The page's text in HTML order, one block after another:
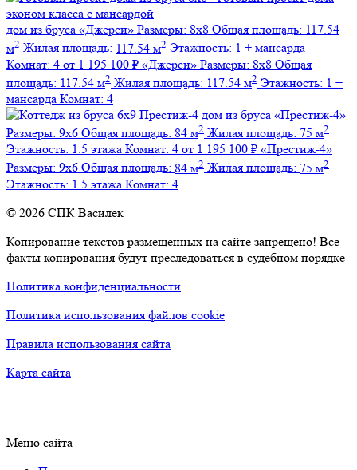
дом из бруса «Джерси» Размеры: 8х8 Общая площадь: 117.54
м2 Жилая площадь: 117.54 м2 Этажность: 1 + мансарда
Комнат: 4 от 1 195 100 ₽ «Джерси» Размеры: 8х8 Общая
площадь: 117.54 м2 Жилая площадь: 117.54 м2 Этажность: 1 +
мансарда Комнат: 4
дом из бруса «Престиж-4»
Размеры: 9х6 Общая площадь: 84 м2 Жилая площадь: 75 м2
Этажность: 1.5 этажа Комнат: 4 от 1 195 100 ₽ «Престиж-4»
Размеры: 9х6 Общая площадь: 84 м2 Жилая площадь: 75 м2
Этажность: 1.5 этажа Комнат: 4
© 2026 СПК Василек
Копирование текстов размещенных на сайте запрещено! Все
факты копирования будут преследоваться в судебном порядке
Политика конфиденциальности
Политика использования файлов cookie
Правила использования сайта
Карта сайта
Меню сайта